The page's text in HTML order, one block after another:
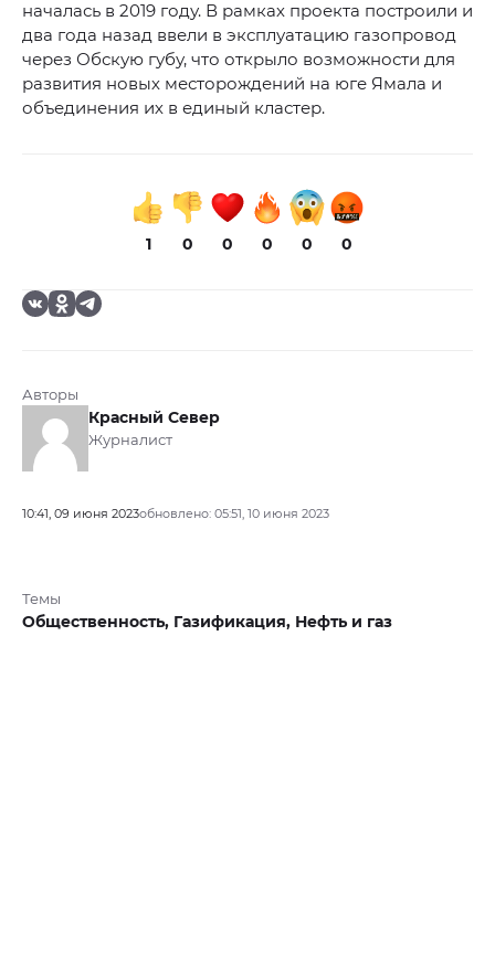
началась в 2019 году. В рамках проекта построили и
два года назад ввели в эксплуатацию газопровод
через Обскую губу, что открыло возможности для
развития новых месторождений на юге Ямала и
объединения их в единый кластер.
1 0 0 0 0 0
Авторы
Красный Север
Журналист
10:41, 09 июня 2023обновлено: 05:51, 10 июня 2023
Темы
Общественность, Газификация, Нефть и газ